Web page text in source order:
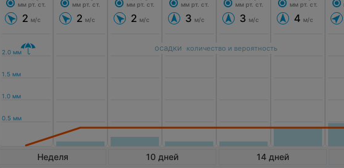
мм рт. ст.
2 м/с
мм рт. ст.
2 м/с
мм рт. ст.
2 м/с
мм рт. ст.
3 м/с
мм рт. ст.
3 м/с
мм рт. ст.
4 м/с
осадки количество и вероятность
Неделя 10 дней 14 дней